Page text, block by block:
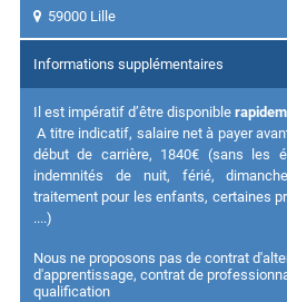
59000 Lille
Informations supplémentaires
Il est impératif d’être disponible
A titre indicatif, salaire net à payer
début de carrière, 1840€ (sans les
indemnités de nuit, férié,
traitement pour les enfants, certaines
....)
Nous ne proposons pas de contrat
d'apprentissage, contrat de
qualification